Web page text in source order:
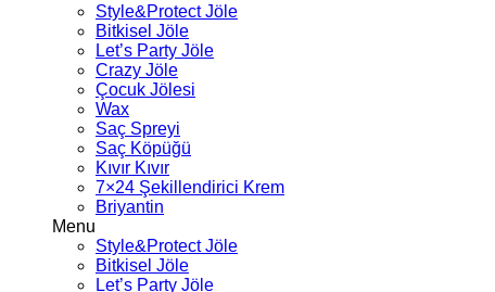
Style&Protect Jöle
Bitkisel Jöle
Let’s Party Jöle
Crazy Jöle
Çocuk Jölesi
Wax
Saç Spreyi
Saç Köpüğü
Kıvır Kıvır
7×24 Şekillendirici Krem
Briyantin
Menu
Style&Protect Jöle
Bitkisel Jöle
Let’s Party Jöle